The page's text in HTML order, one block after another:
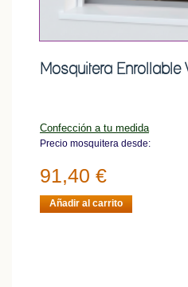
Mosquitera Enrollable
Confección a tu medida
Precio mosquitera desde:
91,40 €
Añadir al carrito